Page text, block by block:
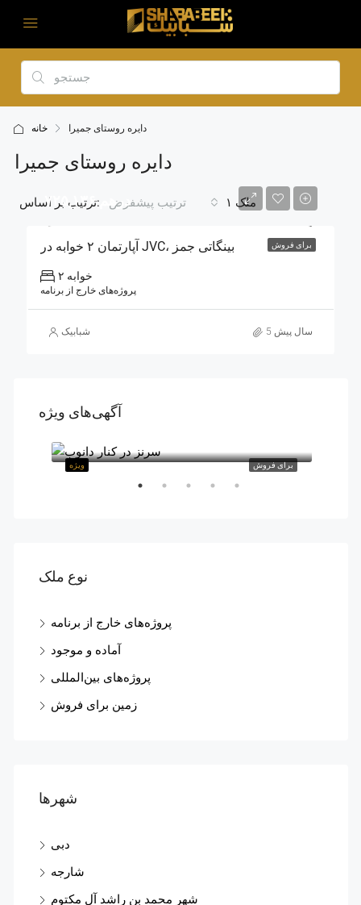
خانه دایره روستای جمیرا
دایره روستای جمیرا
۱ ملک ترتیب بر اساس: ترتیب پیشفرض
برای فروش
۷۲۵,۱۳۶ درهم
آپارتمان ۲ خوابه در JVC، بینگاتی جمز
۲ خوابه
پروژه‌های خارج از برنامه
شبابیک 5 سال پیش
آگهی‌های ویژه
برای فروش ویژه
نوع ملک
پروژه‌های خارج از برنامه
آماده و موجود
پروژه‌های بین‌المللی
زمین برای فروش
شهرها
دبی
شارجه
شهر محمد بن راشد آل مکتوم